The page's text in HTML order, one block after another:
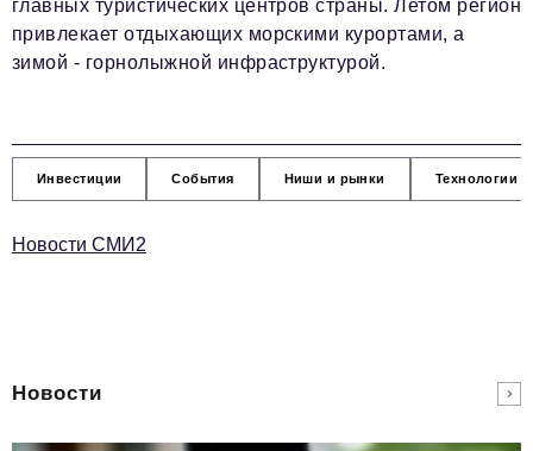
главных туристических центров страны. Летом регион
привлекает отдыхающих морскими курортами, а
зимой - горнолыжной инфраструктурой.
Инвестиции События Ниши и рынки Технологии
Новости СМИ2
Новости